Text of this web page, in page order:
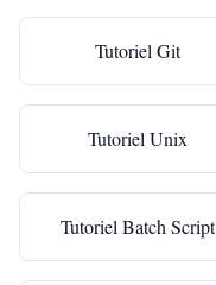
Tutoriel Git
Tutoriel Unix
Tutoriel Batch Script